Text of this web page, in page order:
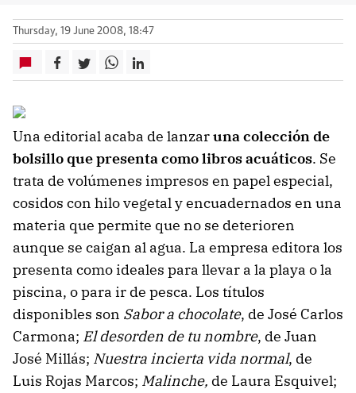
Thursday, 19 June 2008, 18:47
Una editorial acaba de lanzaruna colección de
bolsillo que presenta como libros acuáticos. Se
trata de volúmenes impresos en papel especial,
cosidos con hilo vegetal y encuadernados en una
materia que permite que no se deterioren
aunque se caigan al agua. La empresa editora los
presenta como ideales para llevar a la playa o la
piscina, o para ir de pesca. Los títulos
disponibles son Sabor a chocolate, de José Carlos
Carmona; El desorden de tu nombre, de Juan
José Millás; Nuestra incierta vida normal, de
Luis Rojas Marcos; Malinche, de Laura Esquivel;